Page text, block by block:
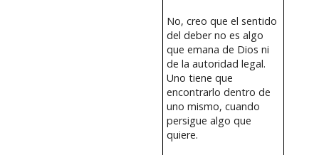
No, creo que el sentido
del deber no es algo
que emana de Dios ni
de la autoridad legal.
Uno tiene que
encontrarlo dentro de
uno mismo, cuando
persigue algo que
quiere.